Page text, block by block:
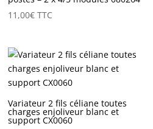
11,00€ TTC
Variateur 2 fils céliane toutes
charges enjoliveur blanc et
support CX0060